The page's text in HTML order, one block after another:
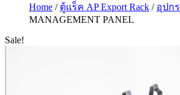
Home / ตู้แร็ค AP Export Rack / อุปก
MANAGEMENT PANEL
Sale!